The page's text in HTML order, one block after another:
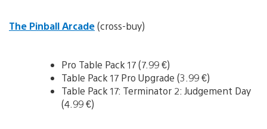
The Pinball Arcade(cross-buy)
Pro Table Pack 17 (7.99 €)
Table Pack 17 Pro Upgrade (3.99 €)
Table Pack 17: Terminator 2: Judgement Day
(4.99 €)